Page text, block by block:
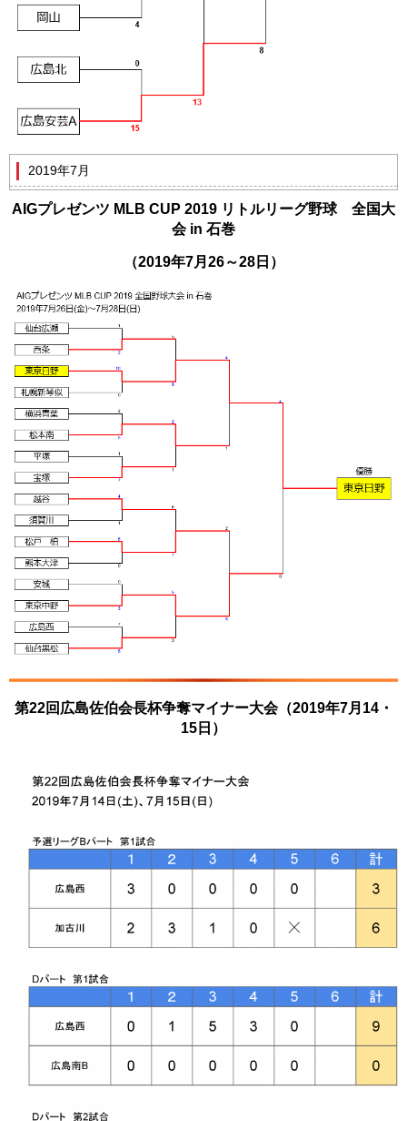
2019年7月
AIGプレゼンツ MLB CUP 2019 リトルリーグ野球 全国大
会 in 石巻
（2019年7月26～28日）
第22回広島佐伯会長杯争奪マイナー大会（2019年7月14・
15日）